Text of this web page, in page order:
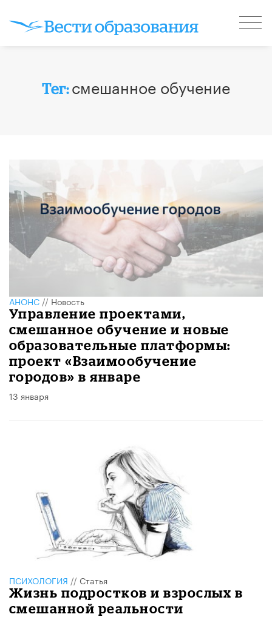
Тег:смешанное обучение
АНОНС//Новость
Управление проектами,
смешанное обучение и новые
образовательные платформы:
проект «Взаимообучение
городов» в январе
13 января
ПСИХОЛОГИЯ // Статья
Жизнь подростков и взрослых в
смешанной реальности